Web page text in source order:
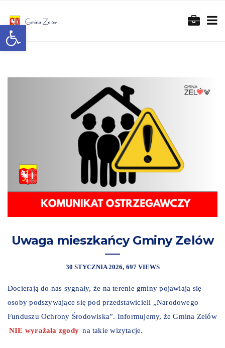
Otwórz pasek narzędzi
Uwaga mieszkańcy Gminy Zelów
30 STYCZNIA 2026 697 VIEWS
Docierają do nas sygnały, że na terenie gminy pojawiają się
osoby podszywające się pod przedstawicieli „Narodowego
Funduszu Ochrony Środowiska”. Informujemy, że Gmina Zelów
NIE wyrażała zgody na takie wizytacje.